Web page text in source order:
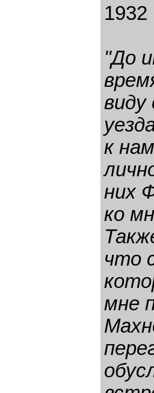
1932
"До
виду
к
них
ко
что
мне